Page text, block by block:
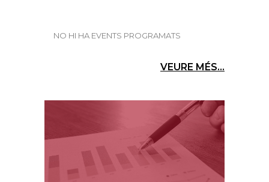
NO HI HA EVENTS PROGRAMATS
VEURE MÉS...